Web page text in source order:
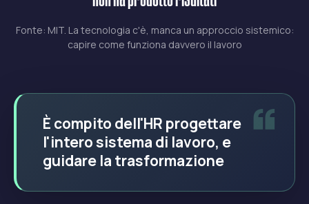
Fonte: MIT. La tecnologia c'è, manca un approccio sistemico:
capire come funziona davvero il lavoro
È compito dell'HR progettare
l'intero sistema di lavoro, e
guidare la trasformazione